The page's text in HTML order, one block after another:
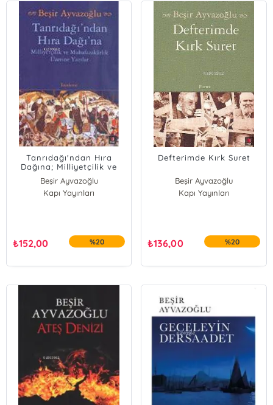
Tanrıdağı'ndan Hıra
Dağına; Milliyetçilik ve
Muhafazakarlık Üzerine
Yazılar
Beşir Ayvazoğlu
Kapı Yayınları
₺152,00 %20
Defterimde Kırk Suret
Beşir Ayvazoğlu
Kapı Yayınları
₺136,00 %20